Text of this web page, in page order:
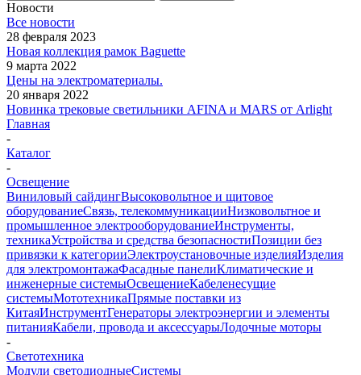
Новости
Все новости
28 февраля 2023
Новая коллекция рамок Baguette
9 марта 2022
Цены на электроматериалы.
20 января 2022
Новинка трековые светильники AFINA и MARS от Arlight
Главная
-
Каталог
-
Освещение
Виниловый сайдингВысоковольтное и щитовое
оборудованиеСвязь, телекоммуникацииНизковольтное и
промышленное электрооборудованиеИнструменты,
техникаУстройства и средства безопасностиПозиции без
привязки к категорииЭлектроустановочные изделияИзделия
для электромонтажаФасадные панелиКлиматические и
инженерные системыОсвещениеКабеленесущие
системыМототехникаПрямые поставки из
КитаяИнструментГенераторы электроэнергии и элементы
питанияКабели, провода и аксессуарыЛодочные моторы
-
Светотехника
Модули светодиодныеСистемы